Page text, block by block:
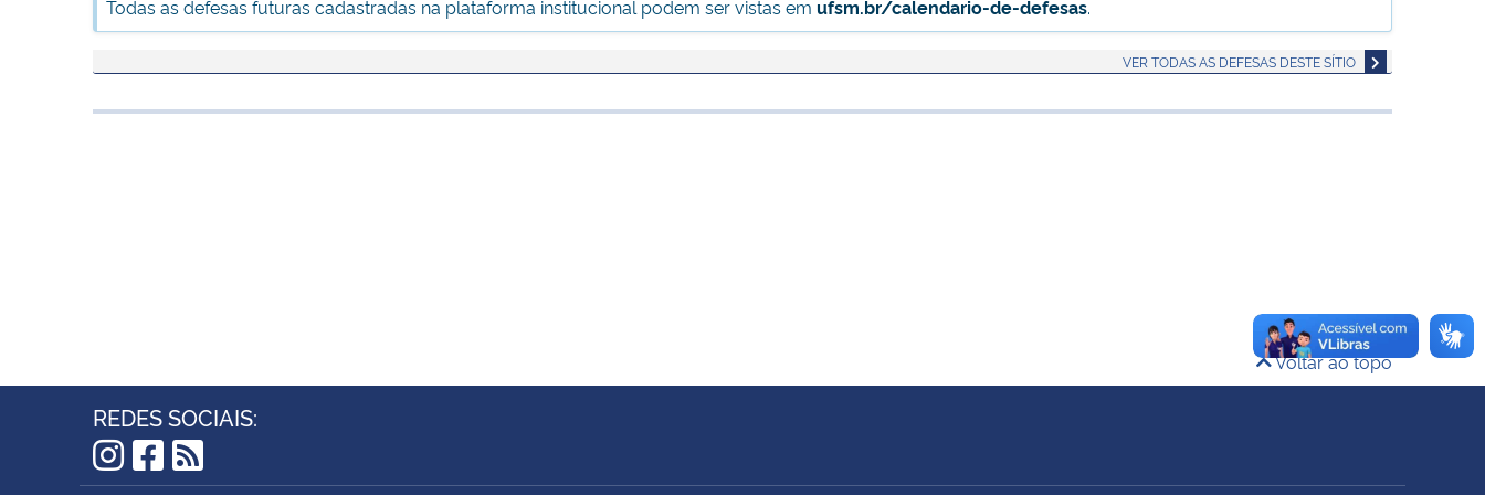
Todas as defesas futuras cadastradas na plataforma institucional podem ser vistas em ufsm.br/calendario-de-defesas.
VER TODAS AS DEFESAS DESTE SÍTIO
Voltar ao topo
REDES SOCIAIS: